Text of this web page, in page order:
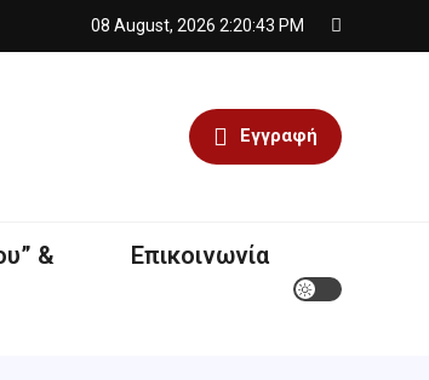
08 August, 2026 2:20:43 PM
Εγγραφή
& Επικοινωνία